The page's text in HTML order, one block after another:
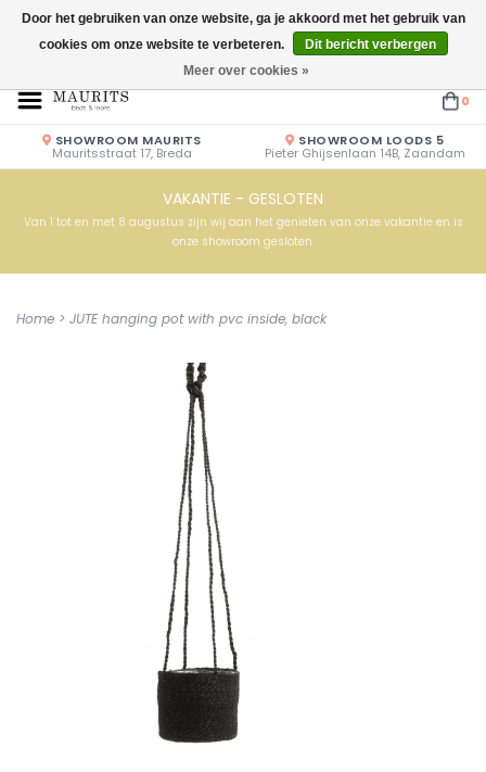
Openingstijden: Vrijdag & Zaterdag 10.00u - 17.00u of op afspraak!
0
SHOWROOM MAURITS
Mauritsstraat 17, Breda
SHOWROOM LOODS 5
Pieter Ghijsenlaan 14B, Zaandam
VAKANTIE - GESLOTEN
Van 1 tot en met 8 augustus zijn wij aan het genieten van onze vakantie en is
onze showroom gesloten.
Home > JUTE hanging pot with pvc inside, black
Door het gebruiken van onze website, ga je akkoord met het gebruik van
cookies om onze website te verbeteren.
Dit bericht verbergen
Meer over cookies »